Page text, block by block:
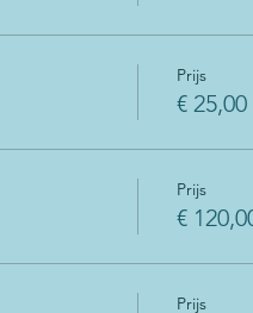
Prijs
€ 25,00
Prijs
€
Prijs